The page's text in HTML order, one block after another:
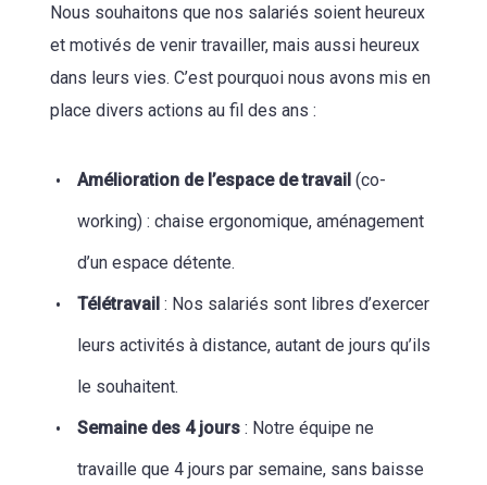
Nous souhaitons que nos salariés soient heureux
et motivés de venir travailler, mais aussi heureux
dans leurs vies. C’est pourquoi nous avons mis en
place divers actions au fil des ans :
Amélioration de l’espace de travail (co-
working) : chaise ergonomique, aménagement
d’un espace détente.
Télétravail : Nos salariés sont libres d’exercer
leurs activités à distance, autant de jours qu’ils
le souhaitent.
Semaine des 4 jours : Notre équipe ne
travaille que 4 jours par semaine, sans baisse